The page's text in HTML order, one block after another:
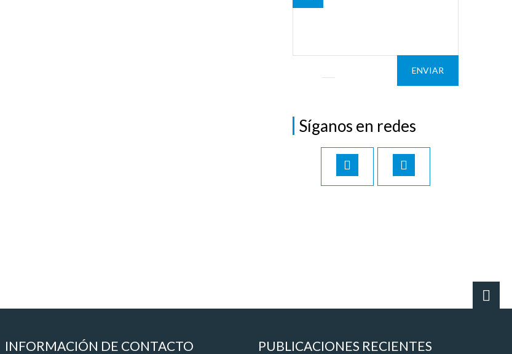
ENVIAR
Síganos en redes
INFORMACIÓN DE CONTACTO PUBLICACIONES RECIENTES